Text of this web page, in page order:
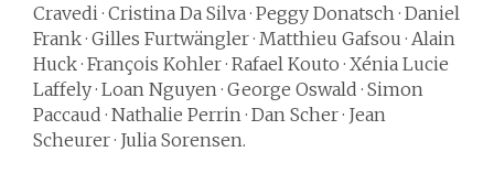
Cravedi · Cristina Da Silva · Peggy Donatsch · Daniel
Frank · Gilles Furtwängler · Matthieu Gafsou · Alain
Huck · François Kohler · Rafael Kouto · Xénia Lucie
Laffely · Loan Nguyen · George Oswald · Simon
Paccaud · Nathalie Perrin · Dan Scher · Jean
Scheurer · Julia Sorensen.